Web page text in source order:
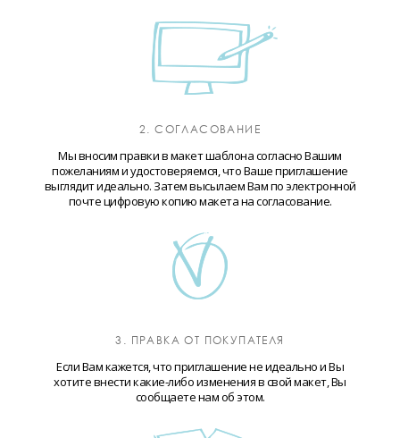
2. СОГЛАСОВАНИЕ
Мы вносим правки в макет шаблона согласно Вашим
пожеланиям и удостоверяемся, что Ваше приглашение
выглядит идеально. Затем высылаем Вам по электронной
почте цифровую копию макета на согласование.
3. ПРАВКА ОТ ПОКУПАТЕЛЯ
Если Вам кажется, что приглашение не идеально и Вы
хотите внести какие-либо изменения в свой макет, Вы
сообщаете нам об этом.